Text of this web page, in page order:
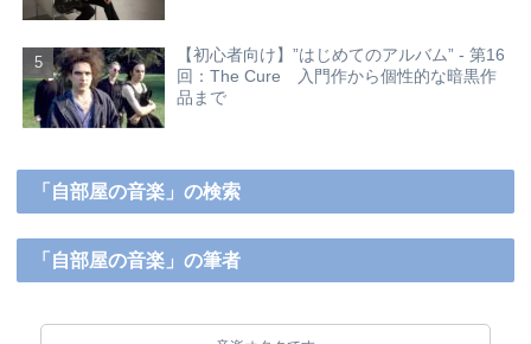
【初心者向け】”はじめてのアルバム” - 第16
回：The Cure 入門作から個性的な暗黒作
品まで
「自部屋の音楽」の検索
「自部屋の音楽」の筆者